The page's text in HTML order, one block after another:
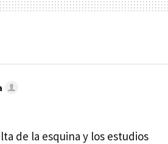
de la esquina y los estudios